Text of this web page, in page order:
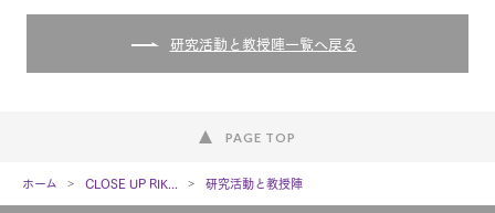
研究活動と教授陣一覧へ戻る
PAGE TOP
ホーム CLOSE UP RIK... 研究活動と教授陣